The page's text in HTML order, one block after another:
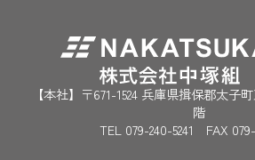
【本社】〒‎671-1524 兵庫県揖保郡太子
階
TEL 079-240-5241 FAX 079-